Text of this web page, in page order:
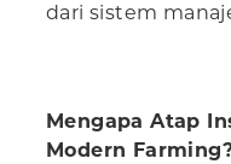
dari sistem
Mengapa Atap
Modern